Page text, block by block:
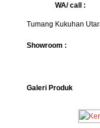
WA/
Tumang Kukuhan
Showroom :
Galeri Produk